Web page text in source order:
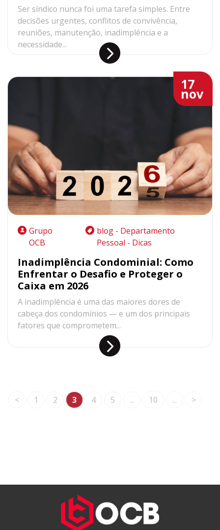
Ser síndico nunca foi uma tarefa simples. Entre
decisões urgentes, conflitos de convivência,
reuniões, manutenção, inadimplência e a
necessidade...
17
nov
Grupo
OCB
blog - Departamento
Pessoal - Dicas
Inadimplência Condominial: Como
Enfrentar o Desafio e Proteger o
Caixa em 2026
A inadimplência é uma das maiores dores de
cabeça dos condomínios — e um dos principais
fatores que comprometem...
< 1 2 3 4 5 ... 10 ... >